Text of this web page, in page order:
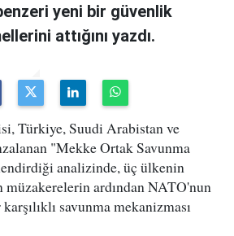
yeni bir güvenlik
attığını yazdı.
Türkiye, Suudi Arabistan ve
"Mekke Ortak Savunma
analizinde, üç ülkenin
müzakerelerin ardından NATO'nun
savunma mekanizması